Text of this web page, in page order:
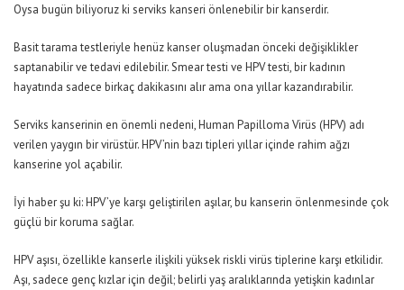
Oysa bugün biliyoruz ki serviks kanseri önlenebilir bir kanserdir.
Basit tarama testleriyle henüz kanser oluşmadan önceki değişiklikler
saptanabilir ve tedavi edilebilir. Smear testi ve HPV testi, bir kadının
hayatında sadece birkaç dakikasını alır ama ona yıllar kazandırabilir.
Serviks kanserinin en önemli nedeni, Human Papilloma Virüs (HPV) adı
verilen yaygın bir virüstür. HPV’nin bazı tipleri yıllar içinde rahim ağzı
kanserine yol açabilir.
İyi haber şu ki: HPV’ye karşı geliştirilen aşılar, bu kanserin önlenmesinde çok
güçlü bir koruma sağlar.
HPV aşısı, özellikle kanserle ilişkili yüksek riskli virüs tiplerine karşı etkilidir.
Aşı, sadece genç kızlar için değil; belirli yaş aralıklarında yetişkin kadınlar